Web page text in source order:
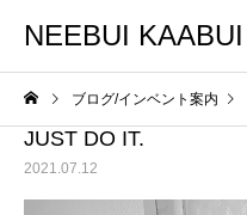
NEEBUI KAABUI
ブログ/インベント案内
JUST DO IT.
2021.07.12